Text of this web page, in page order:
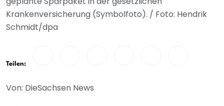
Krankenversicherung (Symbolfoto). / Foto: Hendrik
Schmidt/dpa
Teilen:
Von: DieSachsen News